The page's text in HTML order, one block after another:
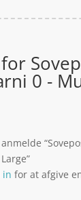
0 -
in for at afgive